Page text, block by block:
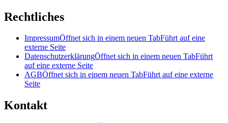
Rechtliches
ImpressumÖffnet sich in einem neuen TabFührt auf eine
externe Seite
DatenschutzerklärungÖffnet sich in einem neuen TabFührt
auf eine externe Seite
AGBÖffnet sich in einem neuen TabFührt auf eine externe
Seite
Kontakt